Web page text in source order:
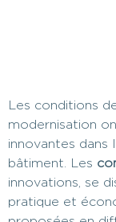
Les conditions
modernisation
innovantes
bâtiment. Les
innovations, se
pratique et